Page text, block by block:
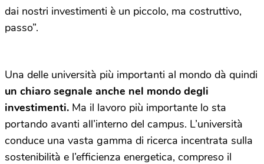
dai nostri investimenti è un piccolo, ma costruttivo,
passo”.
Una delle università più importanti al mondo dà quindi
un chiaro segnale anche nel mondo degli
investimenti. Ma il lavoro più importante lo sta
portando avanti all’interno del campus. L’università
conduce una vasta gamma di ricerca incentrata sulla
sostenibilità e l’efficienza energetica, compreso il